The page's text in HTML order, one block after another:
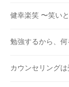
健幸楽笑 〜笑い
勉強するから、
カウンセリング